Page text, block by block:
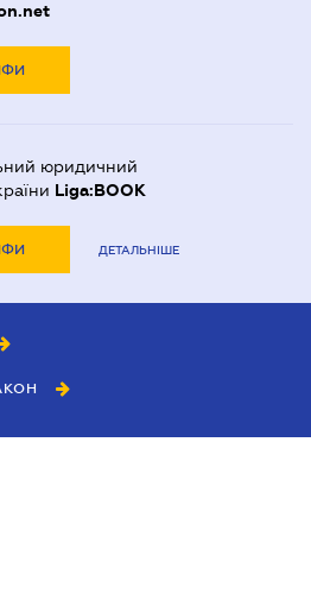
юридичний
Liga:BOOK
ДЕТАЛЬНІШЕ